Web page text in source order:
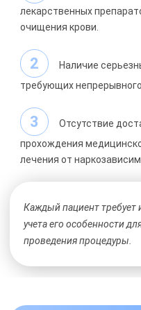
лекарственных
очищения крови.
Наличие
требующих
Отсутствие
прохождения
лечения от
Каждый пациент требует
учета его особенности
проведения процедуры.